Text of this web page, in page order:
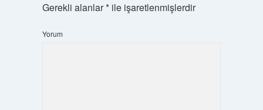
Gerekli alanlar*ile işaretlenmişlerdir
Yorum